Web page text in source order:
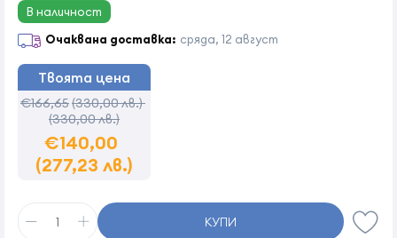
В наличност
Очаквана доставка: сряда, 12 август
Твоята цена
€166,65(330,00 лв.)
(330,00 лв.)
€140,00
(277,23 лв.)
КУПИ